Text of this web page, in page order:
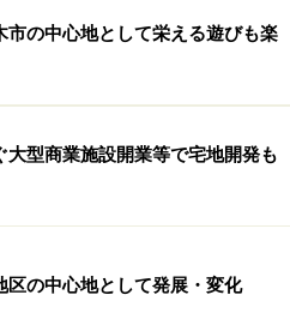
市の中心地として栄える遊びも楽
大型商業施設開業等で宅地開発も
区の中心地として発展・変化